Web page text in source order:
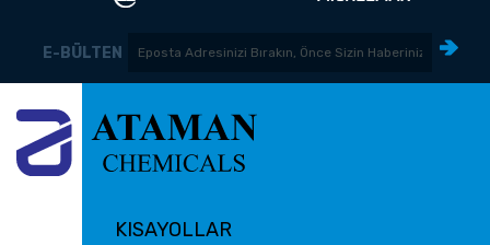
E-BÜLTEN
KISAYOLLAR